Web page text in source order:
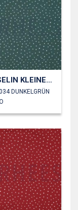
MUSSELIN KLEINE PUNKTE
DUNKELGRÜN